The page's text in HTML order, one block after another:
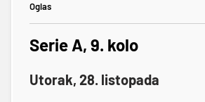
Oglas
Serie A, 9. kolo
Utorak, 28. listopada